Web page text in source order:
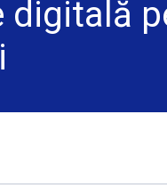
digitală